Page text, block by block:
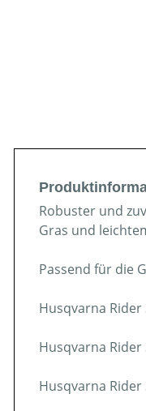
Robuster und
Gras und
Passend für die
Husqvarna Rider
Husqvarna Rider
Husqvarna Rider